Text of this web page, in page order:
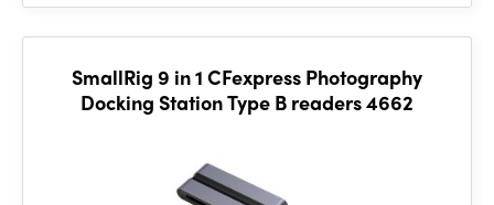
SmallRig 9 in 1 CFexpress Photography
Docking Station Type B readers 4662